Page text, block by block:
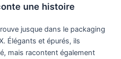
une histoire
jusque dans le packaging
Élégants et épurés, ils
mais racontent également